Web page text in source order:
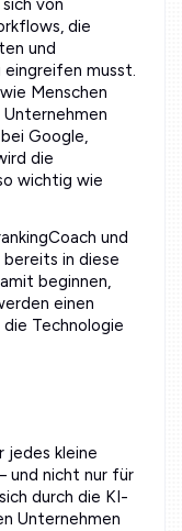
von
die
und
eingreifen musst.
Menschen
Google,
die
wichtig wie
und
in diese
beginnen,
einen
Technologie
jedes kleine
und nicht nur für
durch die KI-
Unternehmen